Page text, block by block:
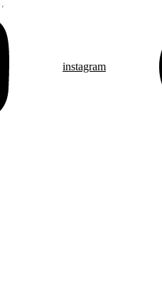
instagram